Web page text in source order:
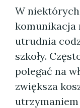
W
komunikacja
utrudnia
szkoły.
polegać na
zwiększa